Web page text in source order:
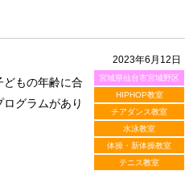
2023年6月12日
宮城県仙台市宮城野区
HIPHOP教室
チアダンス教室
水泳教室
体操・新体操教室
テニス教室
もの年齢に合
グラムがあり